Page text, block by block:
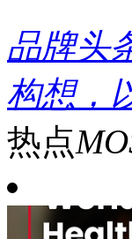
品牌头
构想，
热点